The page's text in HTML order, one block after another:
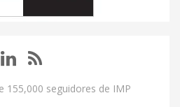
155,000 seguidores de IMP